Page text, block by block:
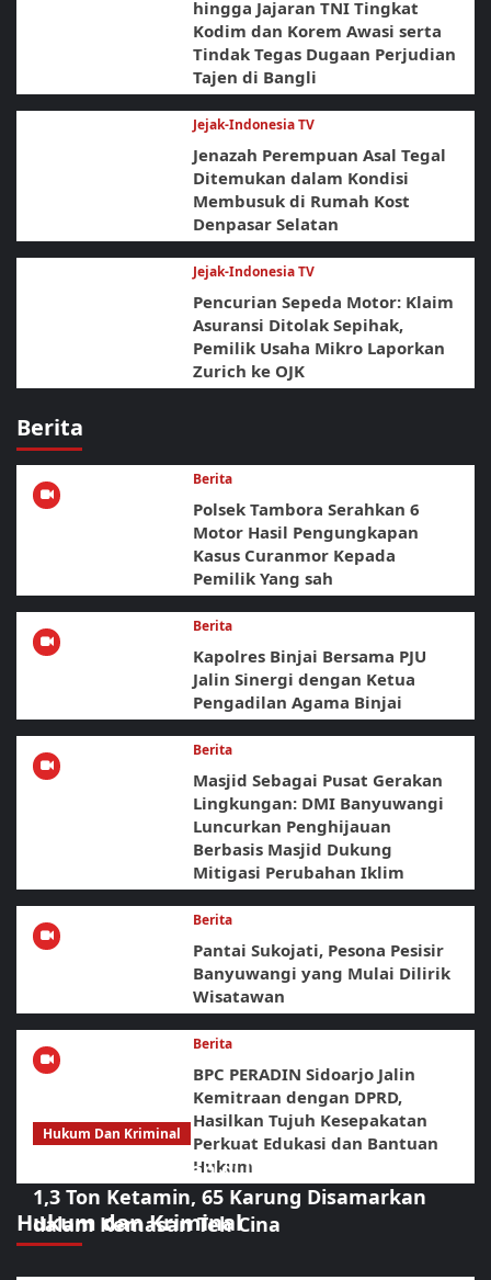
hingga Jajaran TNI Tingkat
Kodim dan Korem Awasi serta
Tindak Tegas Dugaan Perjudian
Tajen di Bangli
Jejak-Indonesia TV
Jenazah Perempuan Asal Tegal
Ditemukan dalam Kondisi
Membusuk di Rumah Kost
Denpasar Selatan
Jejak-Indonesia TV
Pencurian Sepeda Motor: Klaim
Asuransi Ditolak Sepihak,
Pemilik Usaha Mikro Laporkan
Zurich ke OJK
Berita
Berita
Polsek Tambora Serahkan 6
Motor Hasil Pengungkapan
Kasus Curanmor Kepada
Pemilik Yang sah
Berita
Kapolres Binjai Bersama PJU
Jalin Sinergi dengan Ketua
Pengadilan Agama Binjai
Berita
Masjid Sebagai Pusat Gerakan
Lingkungan: DMI Banyuwangi
Luncurkan Penghijauan
Berbasis Masjid Dukung
Mitigasi Perubahan Iklim
Berita
Pantai Sukojati, Pesona Pesisir
Banyuwangi yang Mulai Dilirik
Wisatawan
Berita
BPC PERADIN Sidoarjo Jalin
Kemitraan dengan DPRD,
Hasilkan Tujuh Kesepakatan
Perkuat Edukasi dan Bantuan
Hukum
Hukum dan Kriminal
Hukum Dan Kriminal
Operasi Gabungan di Laut Bintan Bongkar
1,3 Ton Ketamin, 65 Karung Disamarkan
dalam Kemasan Teh Cina